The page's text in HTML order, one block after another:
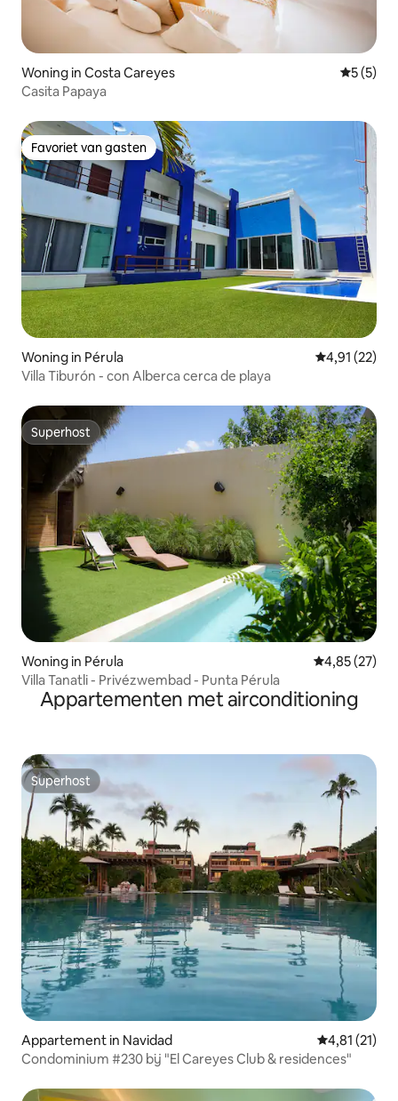
Woning in Costa Careyes
5 (5)
Casita Papaya
Favoriet van gasten
Favoriet van gasten
Woning in Pérula Gemiddelde
4,91 (22)
Villa Tiburón - con Alberca cerca de playa
Superhost
Superhost
Woning in Pérula Gemiddelde
4,85 (27)
Villa Tanatli - Privézwembad - Punta Pérula
Appartementen met airconditioning
Superhost
Superhost
Appartement in Navidad Gemiddelde
4,81 (21)
Condominium #230 bij "El Careyes Club & residences"